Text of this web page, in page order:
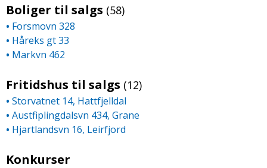
Boliger til salgs (58)
• Forsmovn 328
• Håreks gt 33
• Markvn 462
Fritidshus til salgs (12)
• Storvatnet 14, Hattfjelldal
• Austfiplingdalsvn 434, Grane
• Hjartlandsvn 16, Leirfjord
Konkurser